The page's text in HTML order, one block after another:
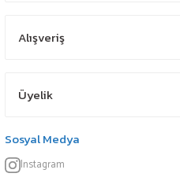
Alışveriş
Üyelik
Sosyal Medya
Instagram